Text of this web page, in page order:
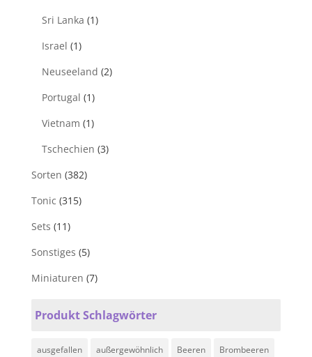
Sri Lanka (1)
Israel (1)
Neuseeland (2)
Portugal (1)
Vietnam (1)
Tschechien (3)
Sorten (382)
Tonic (315)
Sets (11)
Sonstiges (5)
Miniaturen (7)
Produkt Schlagwörter
ausgefallen außergewöhnlich Beeren Brombeeren